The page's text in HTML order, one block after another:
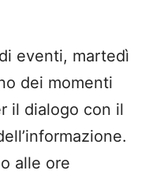
eventi, martedì
dei momenti
il dialogo con il
alle ore